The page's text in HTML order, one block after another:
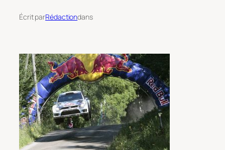
Écrit parRédactiondans